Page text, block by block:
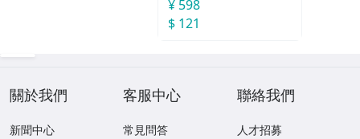
¥ 598
$ 121
關於我們
新聞中心
客服中心
常見問答
聯絡我們
人才招募